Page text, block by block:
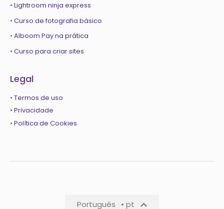
• Lightroom ninja express
• Curso de fotografia básico
• Alboom Pay na prática
• Curso para criar sites
Legal
• Termos de uso
• Privacidade
• Política de Cookies
Português • pt
Português • pt-pt